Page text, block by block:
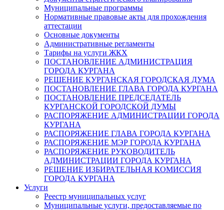
Муниципальные программы
Нормативные правовые акты для прохождения
аттестации
Основные документы
Административные регламенты
Тарифы на услуги ЖКХ
ПОСТАНОВЛЕНИЕ АДМИНИСТРАЦИЯ
ГОРОДА КУРГАНА
РЕШЕНИЕ КУРГАНСКАЯ ГОРОДСКАЯ ДУМА
ПОСТАНОВЛЕНИЕ ГЛАВА ГОРОДА КУРГАНА
ПОСТАНОВЛЕНИЕ ПРЕДСЕДАТЕЛЬ
КУРГАНСКОЙ ГОРОДСКОЙ ДУМЫ
РАСПОРЯЖЕНИЕ АДМИНИСТРАЦИИ ГОРОДА
КУРГАНА
РАСПОРЯЖЕНИЕ ГЛАВА ГОРОДА КУРГАНА
РАСПОРЯЖЕНИЕ МЭР ГОРОДА КУРГАНА
РАСПОРЯЖЕНИЕ РУКОВОДИТЕЛЬ
АДМИНИСТРАЦИИ ГОРОДА КУРГАНА
РЕШЕНИЕ ИЗБИРАТЕЛЬНАЯ КОМИССИЯ
ГОРОДА КУРГАНА
Услуги
Реестр муниципальных услуг
Муниципальные услуги, предоставляемые по